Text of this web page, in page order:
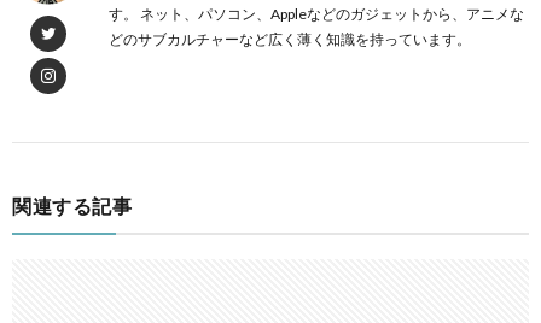
す。 ネット、パソコン、Appleなどのガジェットから、アニメな
どのサブカルチャーなど広く薄く知識を持っています。
関連する記事